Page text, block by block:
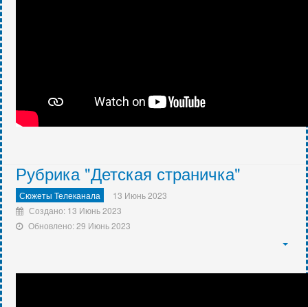
Рубрика "Детская страничка"
Сюжеты Телеканала
13 Июнь 2023
Создано: 13 Июнь 2023
Обновлено: 29 Июнь 2023